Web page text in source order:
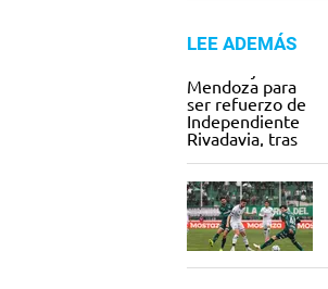
LEE ADEMÁS